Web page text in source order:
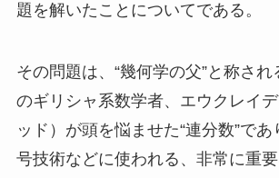
題を解いたことについてである。
その問題は、“幾何学の父”と称され
のギリシャ系数学者、エウクレイ
ッド）が頭を悩ませた“連分数”で
号技術などに使われる、非常に重